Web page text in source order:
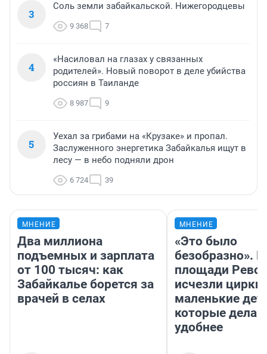
3
Соль земли забайкальской. Нижегородцевы
9 368 7
4
«Насиловал на глазах у связанных
родителей». Новый поворот в деле убийства
россиян в Таиланде
8 987 9
5
Уехал за грибами на «Крузаке» и пропал.
Заслуженного энергетика Забайкалья ищут в
лесу — в небо подняли дрон
6 724 39
МНЕНИЕ
Два миллиона
подъемных и зарплата
от 100 тысяч: как
Забайкалье борется за
врачей в селах
МНЕНИЕ
«Это было
безобразно».
площади
исчезли цирки
маленькие
которые
удобнее